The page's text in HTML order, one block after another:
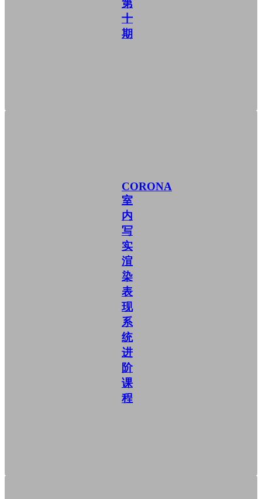
第
十
期
CORONA
室
内
写
实
渲
染
表
现
系
统
进
阶
课
程